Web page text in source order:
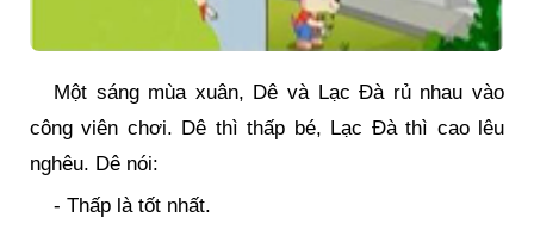
Một sáng mùa xuân, Dê và Lạc Đà rủ nhau vào
công viên chơi. Dê thì thấp bé, Lạc Đà thì cao lêu
nghêu. Dê nói:
- Thấp là tốt nhất.